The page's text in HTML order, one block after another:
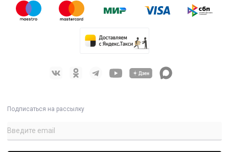
Подписаться на рассылку